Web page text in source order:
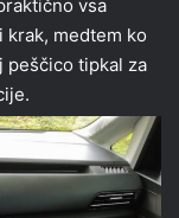
vsa
krak, medtem ko
peščico tipkal za